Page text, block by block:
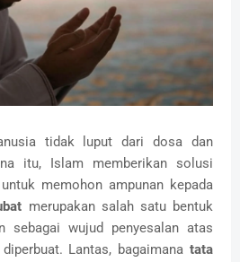
tidak luput dari dosa dan
itu, Islam memberikan solusi
untuk memohon ampunan kepada
merupakan salah satu bentuk
sebagai wujud penyesalan atas
Lantas, bagaimana tata